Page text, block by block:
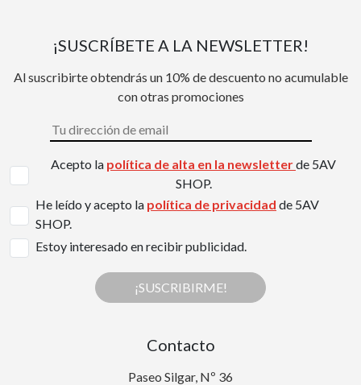
¡SUSCRÍBETE A LA NEWSLETTER!
Al suscribirte obtendrás un 10% de descuento no acumulable
con otras promociones
Acepto la política de alta en la newsletterde 5AV
SHOP.
He leído y acepto la política de privacidad de 5AV
SHOP.
Estoy interesado en recibir publicidad.
¡SUSCRIBIRME!
Contacto
Paseo Silgar, Nº 36